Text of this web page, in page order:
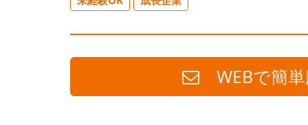
WEBで簡